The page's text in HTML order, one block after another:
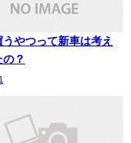
やつって新車は考え
？